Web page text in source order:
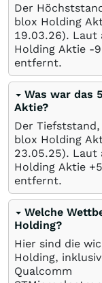
Der
blox Holding
19.03.26). Laut
Holding Aktie -
entfernt.
Was war das
Aktie?
Der
blox Holding
23.05.25). Laut
Holding Aktie
entfernt.
Welche
Holding?
Hier sind die
Holding,
Qualcomm